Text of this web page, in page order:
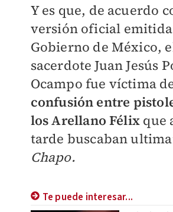
Y es que, de acuerdo
versión oficial
Gobierno de México,
sacerdote Juan Jesús
Ocampo fue víctima
confusión entre
los Arellano Félix que
tarde buscaban
Chapo.
Te puede interesar...